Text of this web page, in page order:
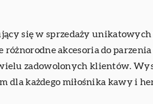
się w sprzedaży
akcesoria do
zadowolonych klientów.
dla każdego miłośnika kawy i